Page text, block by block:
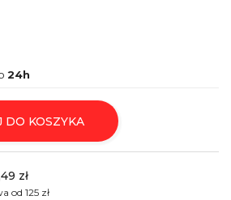
24h
DO KOSZYKA
zł
od 125 zł